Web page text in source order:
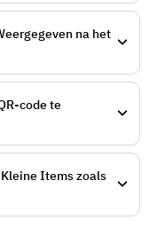
na het
code te
Items zoals